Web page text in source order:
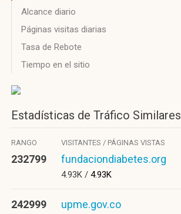
Alcance diario
Páginas visitas diarias
Tasa de Rebote
Tiempo en el sitio
Estadísticas de Tráfico Similares
RANGO VISITANTES / PÁGINAS VISTAS
232799 fundaciondiabetes.org
4.93K / 4.93K
242999 upme.gov.co